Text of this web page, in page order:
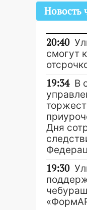
Новость
20:40
смогут
19:34 В
Дня
19:30